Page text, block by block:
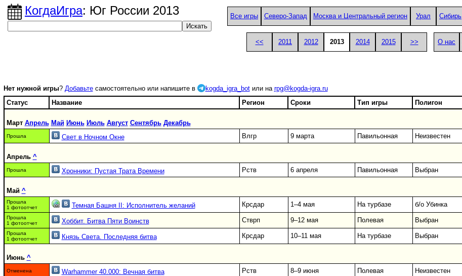
КогдаИгра: Юг России 2013 Все игры Северо-Запад Москва и Центральный регион Урал Сибирь
<< 2011 2012 2013 2014 2015 >> О нас
Нет нужной игры? Добавьтесамостоятельно или напишите в kogda_igra_botили на rpg@kogda-igra.ru
Статус
Название Регион Сроки Тип игры Полигон
Март Апрель Май Июнь Июль Август Сентябрь Декабрь
Прошла Свет в Ночном Окне Влгр 9 марта Павильонная Неизвестен
Апрель ^
Прошла Хронники: Пустая Трата Времени Рств 6 апреля Павильонная Выбран
Май ^
Прошла
1 фотоотчет
Темная Башня II: Исполнитель желаний Крсдар 1–4 мая На турбазе б/о Убинка
Прошла
1 фотоотчет
Хоббит. Битва Пяти Воинств Стврп 9–12 мая Полевая Выбран
Прошла
1 фотоотчет
Князь Света. Последняя битва Крсдар 10–11 мая На турбазе Выбран
Июнь ^
Отменена Warhammer 40.000: Вечная битва Рств 8–9 июня Полевая Неизвестен